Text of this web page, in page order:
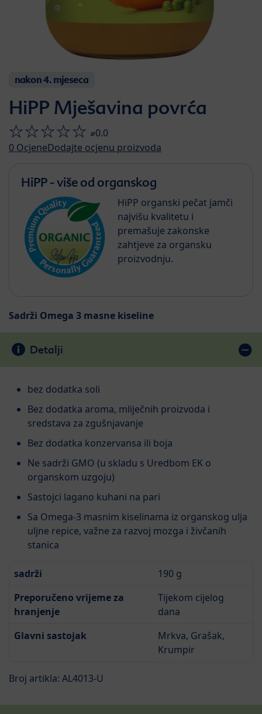
nakon 4. mjeseca
HiPP Mješavina povrća
⌀0.0
0 OcjeneDodajte ocjenu proizvoda
HiPP - više od organskog
HiPP organski pečat jamči
najvišu kvalitetu i
premašuje zakonske
zahtjeve za organsku
proizvodnju.
Sadrži Omega 3 masne kiseline
Detalji
bez dodatka soli
Bez dodatka aroma, mliječnih proizvoda i
sredstava za zgušnjavanje
Bez dodatka konzervansa ili boja
Ne sadrži GMO (u skladu s Uredbom EK o
organskom uzgoju)
Sastojci lagano kuhani na pari
Sa Omega-3 masnim kiselinama iz organskog ulja
uljne repice, važne za razvoj mozga i živčanih
stanica
sadrži
190 g
Preporučeno vrijeme za
hranjenje
Tijekom cijelog
dana
Glavni sastojak
Mrkva, Grašak,
Krumpir
Broj artikla: AL4013-U